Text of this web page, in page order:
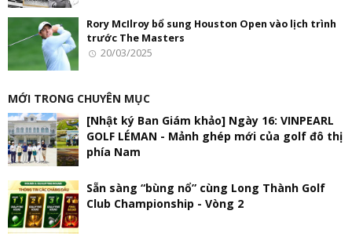
Rory McIlroy bổ sung Houston Open vào lịch trình
trước The Masters
20/03/2025
MỚI TRONG CHUYÊN MỤC
[Nhật ký Ban Giám khảo] Ngày 16: VINPEARL
GOLF LÉMAN - Mảnh ghép mới của golf đô thị
phía Nam
Sẵn sàng “bùng nổ” cùng Long Thành Golf
Club Championship - Vòng 2